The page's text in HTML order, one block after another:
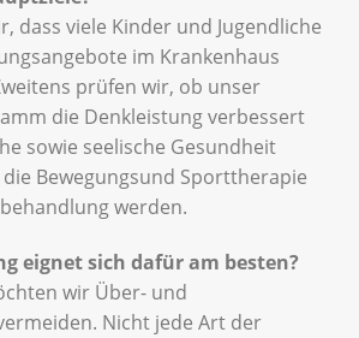
dass viele Kinder und Jugendliche
im Krankenhaus
prüfen wir, ob unser
die Denkleistung verbessert
sowie seelische Gesundheit
Bewegungsund Sporttherapie
werden.
eignet sich dafür am besten?
wir Über- und
Nicht jede Art der